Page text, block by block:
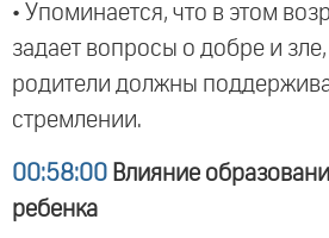
• Упоминается, что в этом
задает вопросы о добре и зле,
родители должны
стремлении.
00:58:00 Влияние
ребенка